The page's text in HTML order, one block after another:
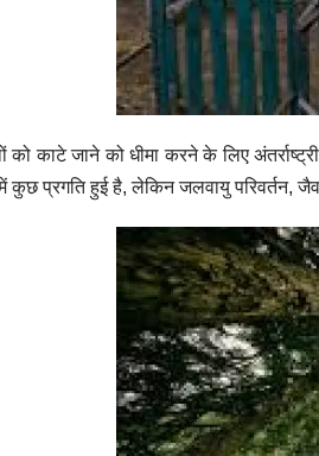
को काटे जानेको धीमा करने के लिए
कुछ प्रगति हुई है, लेकिन जलवायु परिवर्तन,